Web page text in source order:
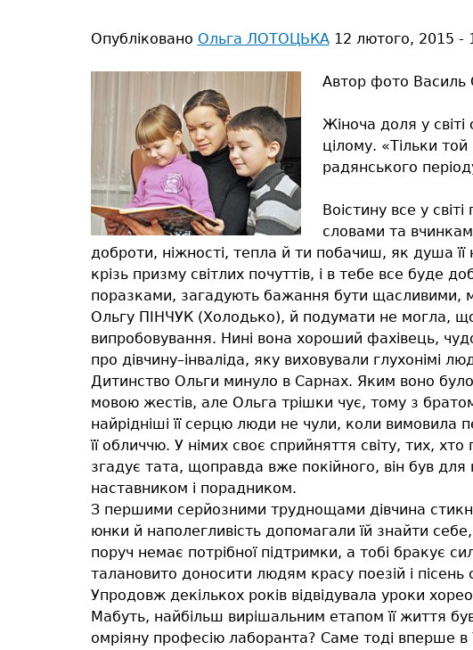
Опубліковано Ольга ЛОТОЦЬКА 12 лютого, 2015 -
Автор фото Василь
Жіноча доля у
цілому. «Тiльки
радянського
Воістину все у
словами та
доброти, ніжності, тепла й ти побачиш, як душа
крізь призму світлих почуттів, і в тебе все буде
поразками, загадують бажання бути щасливими,
Ольгу ПІНЧУК (Холодько), й подумати не могла,
випробовування. Нині вона хороший фахівець,
про дівчину–інваліда, яку виховували глухонімі
Дитинство Ольги минуло в Сарнах. Яким воно
мовою жестів, але Ольга трішки чує, тому з
найрідніші її серцю люди не чули, коли
її обличчю. У німих своє сприйняття світу, тих,
згадує тата, щоправда вже покійного, він був
наставником і порадником.
З першими серйозними труднощами дівчина
юнки й наполегливість допомагали їй знайти
поруч немає потрібної підтримки, а тобі бракує
талановито доносити людям красу поезій і
Упродовж декількох років відвідувала уроки
Мабуть, найбільш вирішальним етапом її життя
омріяну професію лаборанта? Саме тоді вперше